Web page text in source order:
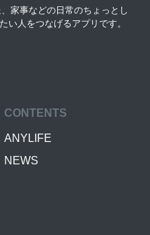
家事などの日常のちょっとし
い人をつなげるアプリです。
CONTENTS
ANYLIFE
NEWS